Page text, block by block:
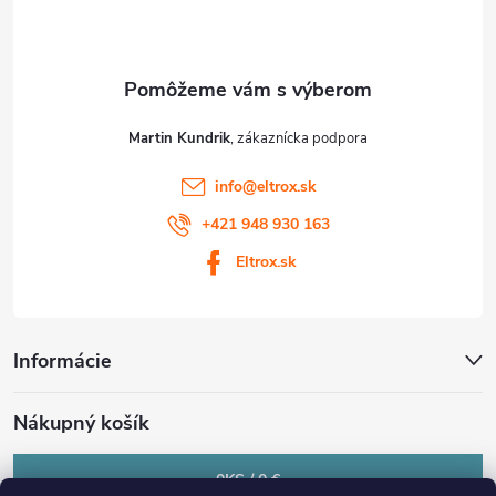
Martin Kundrik
info@eltrox.sk
+421 948 930 163
Eltrox.sk
Informácie
Nákupný košík
0KS /0 €